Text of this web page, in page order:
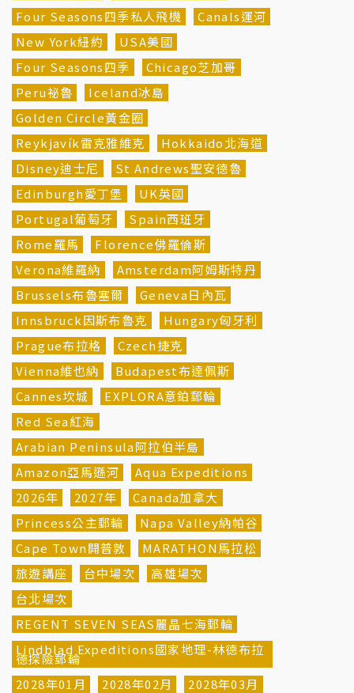
Four Seasons四季私人飛機
Canals運河
New York紐約
USA美國
Four Seasons四季
Chicago芝加哥
Peru祕魯
Iceland冰島
Golden Circle黃金圈
Reykjavík雷克雅維克
Hokkaido北海道
Disney迪士尼
St Andrews聖安德魯
Edinburgh愛丁堡
UK英國
Portugal葡萄牙
Spain西班牙
Rome羅馬
Florence佛羅倫斯
Verona維羅納
Amsterdam阿姆斯特丹
Brussels布魯塞爾
Geneva日內瓦
Innsbruck因斯布魯克
Hungary匈牙利
Prague布拉格
Czech捷克
Vienna維也納
Budapest布達佩斯
Cannes坎城
EXPLORA意鉑郵輪
Red Sea紅海
Arabian Peninsula阿拉伯半島
Amazon亞馬遜河
Aqua Expeditions
2026年
2027年
Canada加拿大
Princess公主郵輪
Napa Valley納帕谷
Cape Town開普敦
MARATHON馬拉松
旅遊講座
台中場次
高雄場次
台北場次
REGENT SEVEN SEAS麗晶七海郵輪
Lindblad Expeditions國家地理-林德布拉
德探險郵輪
2028年01月
2028年02月
2028年03月